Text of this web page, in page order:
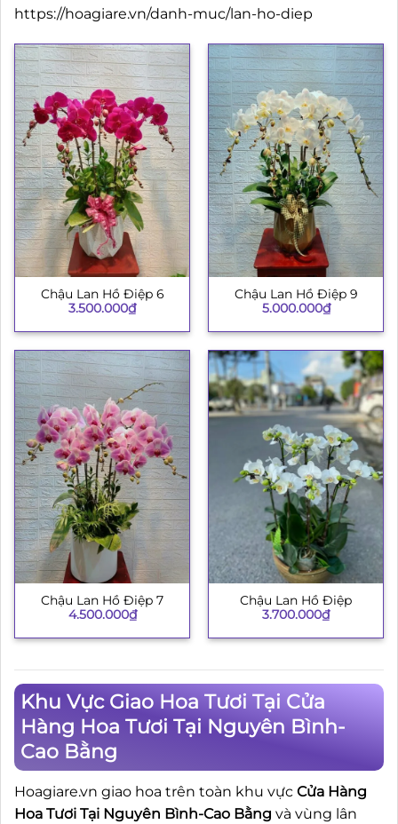
https://hoagiare.vn/danh-muc/lan-ho-diep
Chậu Lan Hồ Điệp 6
3.500.000₫
Chậu Lan Hồ Điệp 9
5.000.000₫
Chậu Lan Hồ Điệp 7
4.500.000₫
Chậu Lan Hồ Điệp
3.700.000₫
Khu Vực Giao Hoa Tươi Tại Cửa
Hàng Hoa Tươi Tại Nguyên Bình-
Cao Bằng
Hoagiare.vn giao hoa trên toàn khu vực Cửa Hàng
Hoa Tươi Tại Nguyên Bình-Cao Bằng và vùng lân